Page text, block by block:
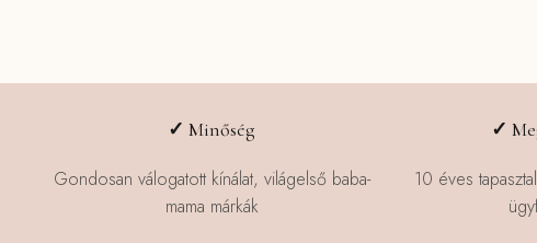
✓Minőség
Gondosan válogatott kínálat, világelső baba-
mama márkák
✓
10 éves